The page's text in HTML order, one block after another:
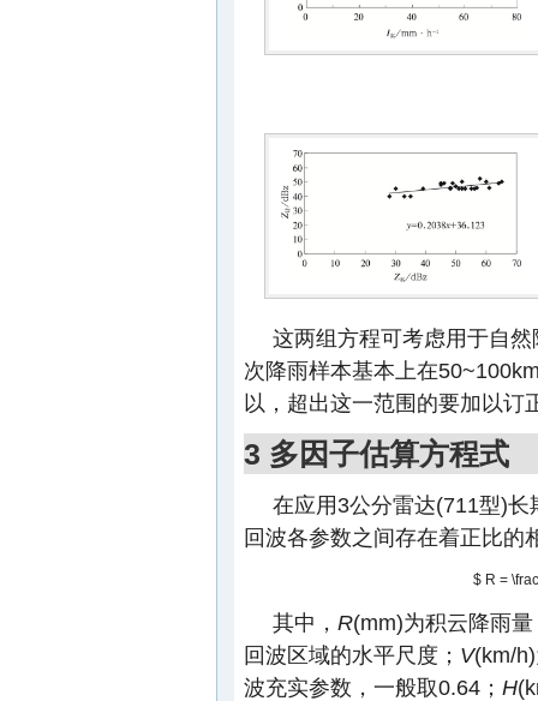
这两组方程可考虑用于自
次降雨样本基本上在
以，超出这一范围的要加以订
3 多因子估算方程式
在应用3公分雷达(711型)
回波各参数之间存在着正比的
$ R =
其中， R(mm)为积云降雨量
回波区域的水平尺度； V(km/
波充实参数，一般取0.64； H